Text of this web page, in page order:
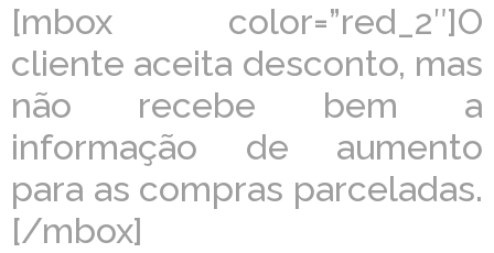
[mbox color=”red_2″]O
cliente aceita desconto, mas
não recebe bem a
informação de aumento
para as compras parceladas.
[/mbox]